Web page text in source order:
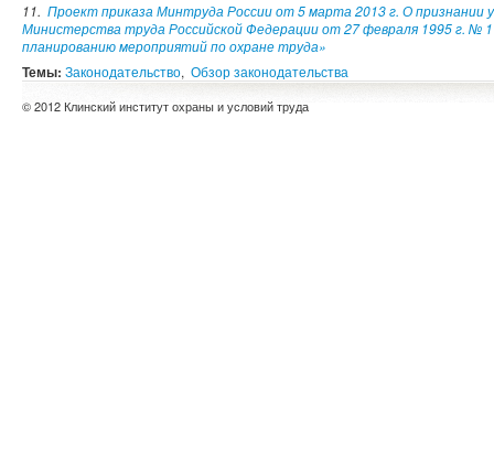
11. Проект приказа Минтруда России от 5 марта 2013 г. О признании
Министерства труда Российской Федерации от 27 февраля 1995 г. №
планированию мероприятий по охране труда»
Темы: Законодательство, Обзор законодательства
© 2012 Клинский институт охраны и условий труда